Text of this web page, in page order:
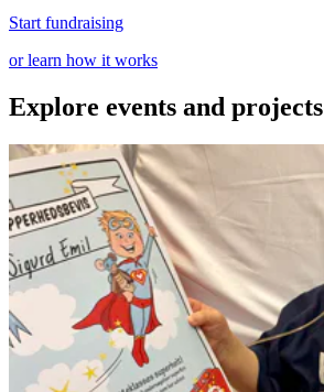
Start fundraising
or learn how it works
Explore events and projects